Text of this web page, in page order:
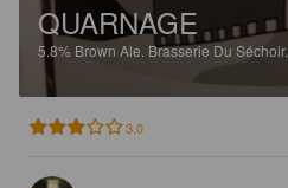
QUARNAGE
5.8% Brown Ale. Brasserie Du Séchoir.
3.0